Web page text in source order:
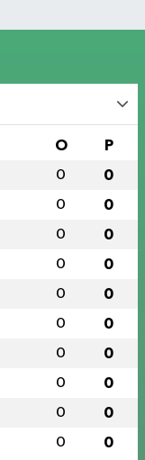
O P
0 0
0 0
0 0
0 0
0 0
0 0
0 0
0 0
0 0
0 0